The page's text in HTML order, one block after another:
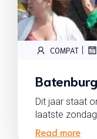
COMPAT |
Dit jaar staat
laatste
Read more